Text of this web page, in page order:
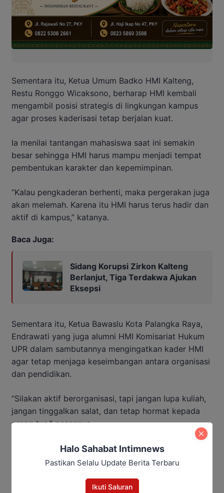
Sementara itu, Ketua Umum Badko HMI Kalteng,
Restu Ronggo Wicaksono, berharap HMI kembali
mengambil posisi strategis di lingkungan kampus
agar proses kaderisasi tetap berjalan kuat.
Ia menilai tantangan mahasiswa saat ini semakin
besar sehingga HMI harus mampu menjadi tempat
pembentukan karakter dan kepemimpinan.
“Kalau pengkaderan berhenti, maka pergerakan juga
akan melemah. Karena itu HMI harus terus hadir dan
aktif di kampus,” katanya.
Baca Juga:
Sidang Korupsi Zirkon Kalteng
Berlanjut, Tiga Terdakwa Ajukan
Eksepsi
Sementara itu, Ketua Bawaslu Kota Palangka Raya,
Endrawati yang juga alumni HMI Komisariat Hukum
UPR dalam sambutannya mengingatkan kader HMI
agar tetap menjaga keseimbangan antara organisasi
dan pendidikan.
“Silakan aktif berorganisasi, tapi jangan lupa kuliah,
jangan tinggalkan salat, dan tetap hormat kepada
orang tua,” pesannya.
Menutup sambutan, Ketua Bawaslu Kalteng, Satriadi,
mengatakan tantangan generasi muda saat ini
Namun ia berharap kader HMI tetap menjaga
Halo Sahabat Intimnews
Pastikan Selalu Update Berita Terbaru
Ikuti Saluran